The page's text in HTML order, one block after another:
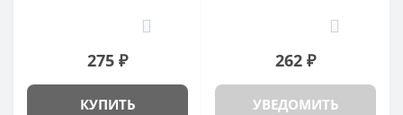
275 ₽
КУПИТЬ
262 ₽
УВЕДОМИТЬ